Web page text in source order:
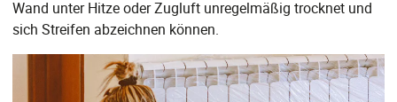
Wand unter Hitze oder Zugluft unregelmäßig trocknet und
sich Streifen abzeichnen können.